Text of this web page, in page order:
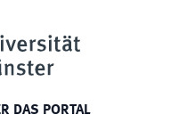
DAS PORTAL